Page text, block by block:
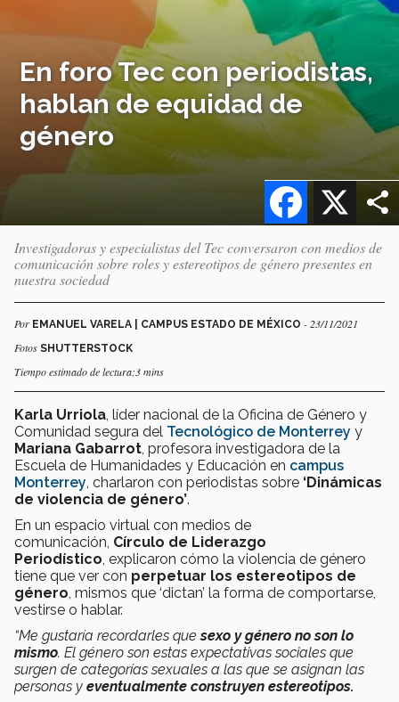
En foro Tec con periodistas,
hablan de equidad de
género
X
Facebook
Investigadoras y especialistas del Tec conversaron con medios de
comunicación sobre roles y estereotipos de género presentes en
nuestra sociedad
Por EMANUEL VARELA | CAMPUS ESTADO DE MÉXICO - 23/11/2021
Fotos SHUTTERSTOCK
Tiempo estimado de lectura:3 mins
Karla Urriola , líder nacional de la Oficina de Género y
Comunidad segura del Tecnológico de Monterrey y
Mariana Gabarrot , profesora investigadora de la
Escuela de Humanidades y Educación en campus
Monterrey , charlaron con periodistas sobre ‘Dinámicas
de violencia de género’.
En un espacio virtual con medios de
comunicación, Círculo de Liderazgo
Periodístico , explicaron cómo la violencia de género
tiene que ver con perpetuar los estereotipos de
género , mismos que ‘dictan’ la forma de comportarse,
vestirse o hablar.
“Me gustaría recordarles quesexo y género no son lo
mismo. El género son estas expectativas sociales que
surgen de categorías sexuales a las que se asignan las
personas y eventualmente construyen estereotipos.